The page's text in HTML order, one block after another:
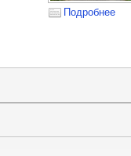
Подробнее